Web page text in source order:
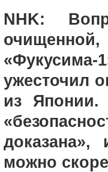
NHK:
ужесточил
из Японии.
можно